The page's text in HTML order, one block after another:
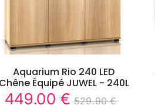
Aquarium Rio 240 LED
Chêne Équipé JUWEL - 240L
Prix
449.00 € 449.00
Prix
529.90 €